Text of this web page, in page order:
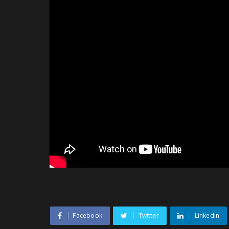
Facebook Twitter Linkedin